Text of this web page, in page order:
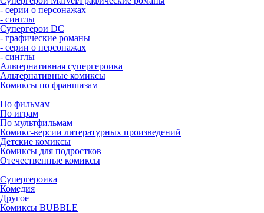
- серии о персонажах
- синглы
Супергерои DC
- графические романы
- серии о персонажах
- синглы
Альтернативная супергероика
Альтернативные комиксы
Комиксы по франшизам
По фильмам
По играм
По мультфильмам
Комикс-версии литературных произведений
Детские комиксы
Комиксы для подростков
Отечественные комиксы
Супергероика
Комедия
Другое
Комиксы BUBBLE